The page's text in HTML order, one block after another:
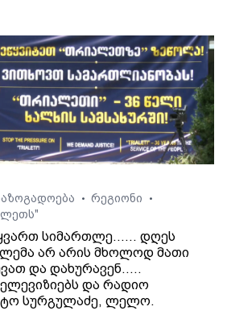
• რეგიონი •
სიმართლე...... დღეს
არ არის მხოლოდ მათი
და დახურავენ.....
და რადიო
სურგულაძე, ლელო.